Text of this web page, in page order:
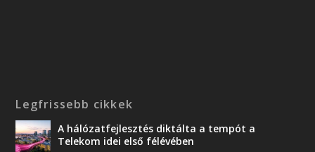
Legfrissebb cikkek
A hálózatfejlesztés diktálta a tempót a
Telekom idei első félévében